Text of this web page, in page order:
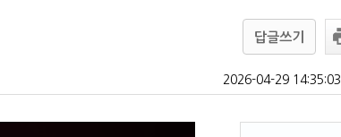
답글쓰기
2026-04-29 14:35:03